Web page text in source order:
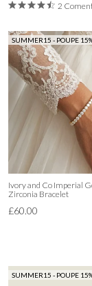
2
SUMMER15 - POUPE
Ivory and Co Imperial
Zirconia Bracelet
£60.00
SUMMER15 - POUPE